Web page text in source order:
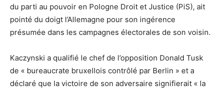
du parti au pouvoir en Pologne Droit et Justice (PiS), ait
pointé du doigt l’Allemagne pour son ingérence
présumée dans les campagnes électorales de son voisin.
Kaczynski a qualifié le chef de l’opposition Donald Tusk
de « bureaucrate bruxellois contrôlé par Berlin » et a
déclaré que la victoire de son adversaire signifierait « la